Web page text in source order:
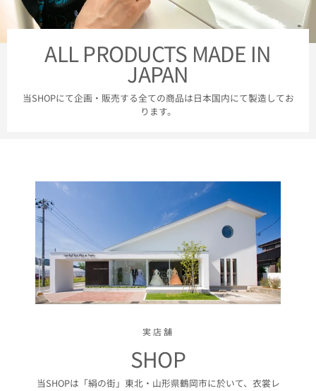
ALL PRODUCTS MADE IN
JAPAN
当SHOPにて企画・販売する全ての商品は日本国内にて製造してお
ります。
実店舗
SHOP
当SHOPは「絹の街」東北・山形県鶴岡市に於いて、衣裳レ